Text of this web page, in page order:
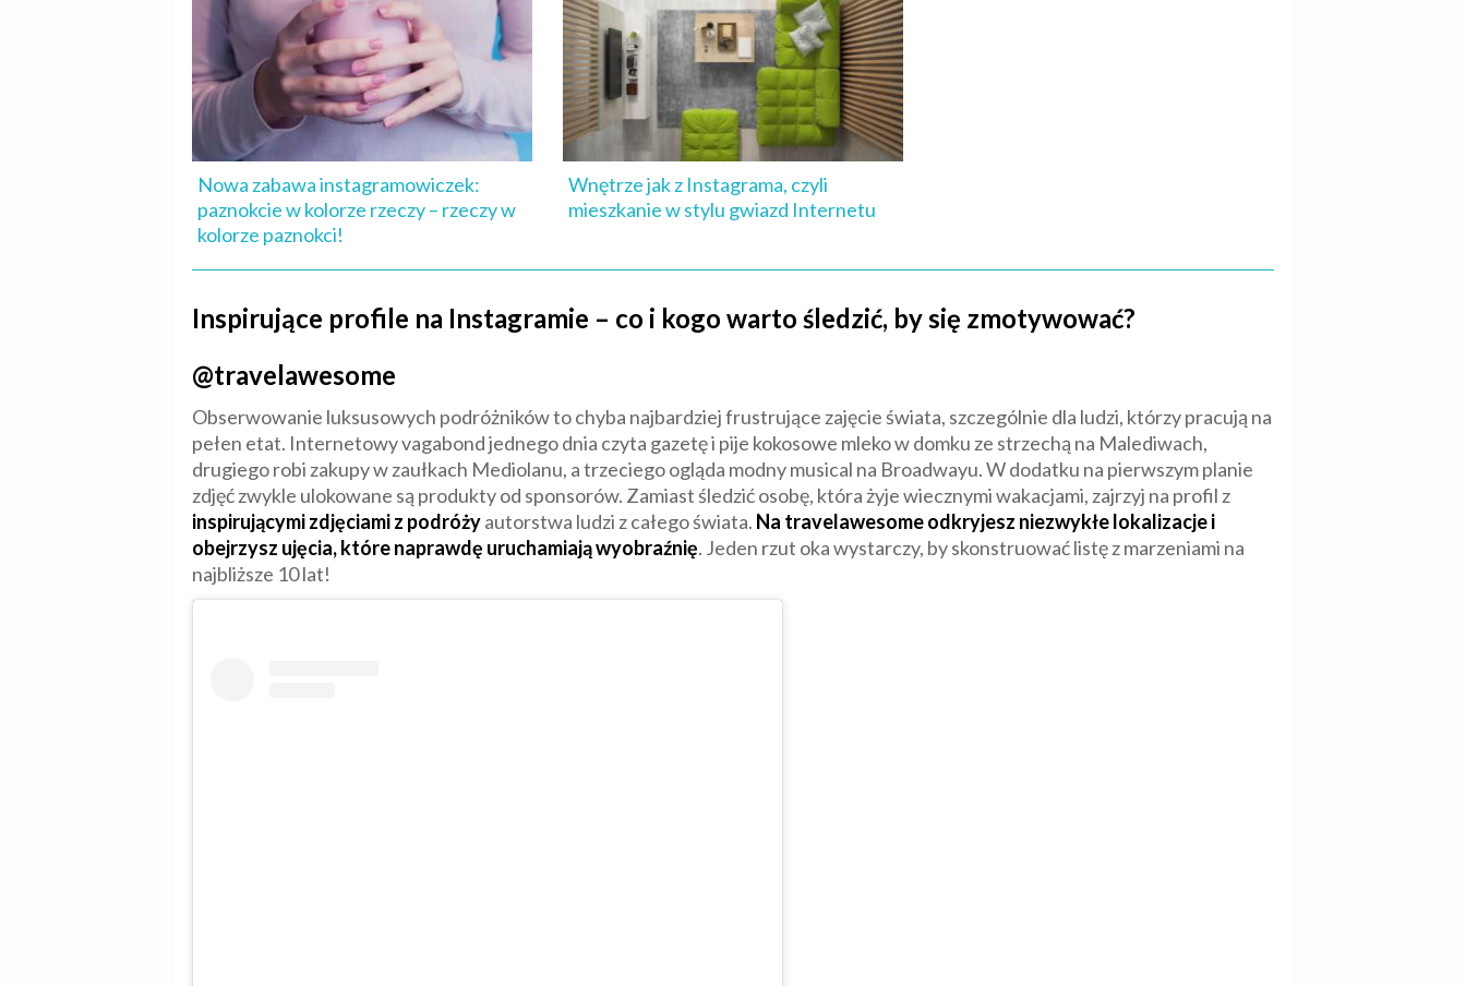
Nowa zabawa instagramowiczek:
paznokcie w kolorze rzeczy – rzeczy w
kolorze paznokci!
Wnętrze jak z Instagrama, czyli
mieszkanie w stylu gwiazd Internetu
Inspirujące profile na Instagramie – co i kogo warto śledzić, by się zmotywować?
@travelawesome
Obserwowanie luksusowych podróżników to chyba najbardziej frustrujące zajęcie świata, szczególnie dla ludzi, którzy pracują na
pełen etat. Internetowy vagabond jednego dnia czyta gazetę i pije kokosowe mleko w domku ze strzechą na Malediwach,
drugiego robi zakupy w zaułkach Mediolanu, a trzeciego ogląda modny musical na Broadwayu. W dodatku na pierwszym planie
zdjęć zwykle ulokowane są produkty od sponsorów. Zamiast śledzić osobę, która żyje wiecznymi wakacjami, zajrzyj na profil z
inspirującymi zdjęciami z podróżyautorstwa ludzi z całego świata. Na travelawesome odkryjesz niezwykłe lokalizacje i
obejrzysz ujęcia, które naprawdę uruchamiają wyobraźnię. Jeden rzut oka wystarczy, by skonstruować listę z marzeniami na
najbliższe 10 lat!